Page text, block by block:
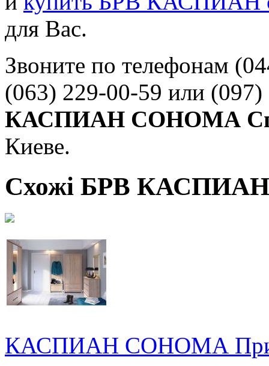
для Вас.
Звоните по телефонам
(063) 229-00-59 или (097)
КАСПИАН СОНОМА
Киеве.
Схожі БРВ КАСПИАН
КАСПИАН СОНОМА